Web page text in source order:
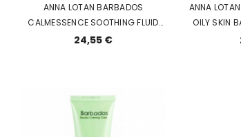
ANNA LOTAN BARBADOS
CALMESSENCE SOOTHING FLUID
GEL, УСПОКАИВАЮЩИЙ ГЕЛЬ НА
24,55 €
ANNA
OILY SKIN